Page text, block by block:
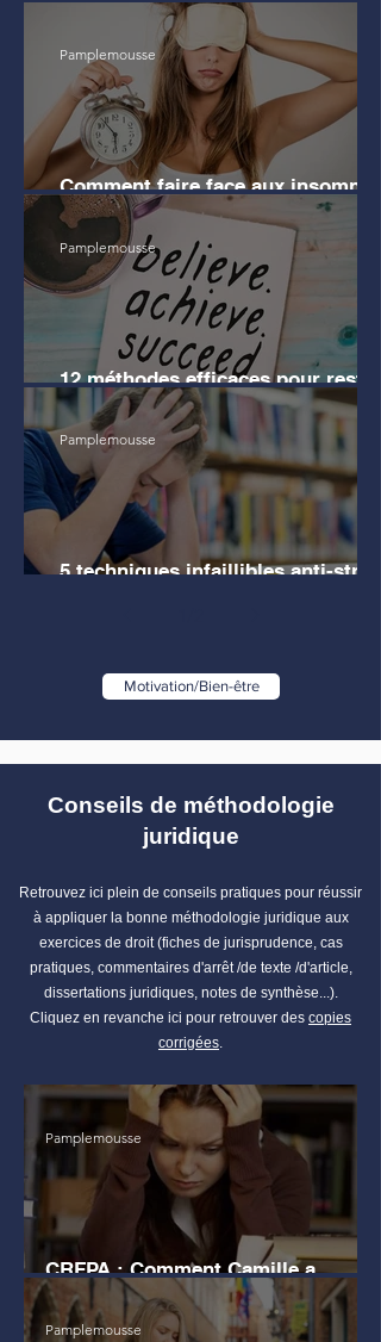
avant mes études de Droit
Comment faire face aux insomnies
?
Pamplemousse
12 méthodes efficaces pour rester
motivé pendant les révisions
Pamplemousse
5 techniques infaillibles anti-stress
Pamplemousse
Motivation/Bien-être
Conseils de méthodologie
juridique
Retrouvez ici plein de conseils pratiques pour réussir
à appliquer la bonne méthodologie juridique aux
exercices de droit (fiches de jurisprudence, cas
pratiques, commentaires d'arrêt /de texte /d'article,
dissertations juridiques, notes de synthèse...).
Cliquez en revanche ici pour retrouver des copies
corrigées.
CRFPA : Comment Camille a
échoué au grand Oral
Pamplemousse
Pamplemousse